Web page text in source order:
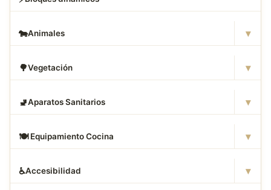
🐄Animales ▾
🌳Vegetación ▾
🚽Aparatos Sanitarios ▾
🍽️ Equipamiento Cocina ▾
♿Accesibilidad ▾